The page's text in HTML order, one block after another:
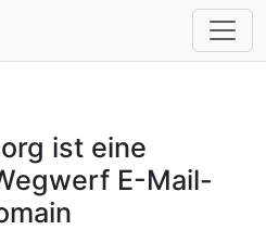
ist eine
E-Mail-